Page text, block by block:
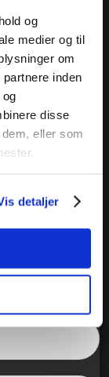
og
medier og til
om
inden
disse
eller som
detaljer